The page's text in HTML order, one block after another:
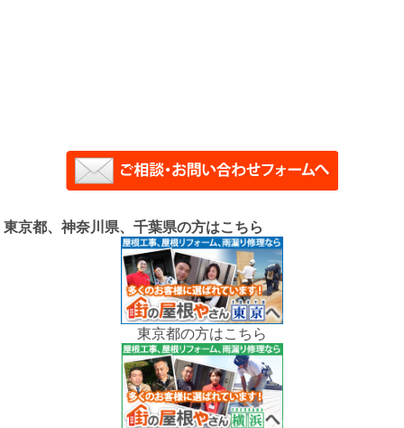
東京都、神奈川県、千葉県の方はこちら
東京都の方はこちら